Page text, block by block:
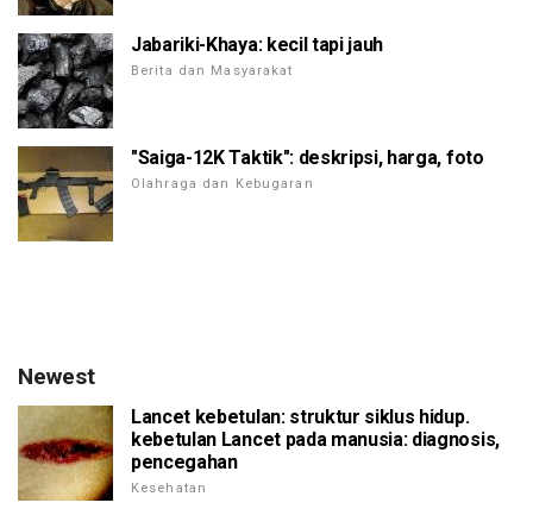
Jabariki-Khaya: kecil tapi jauh
Berita dan Masyarakat
"Saiga-12K Taktik": deskripsi, harga, foto
Olahraga dan Kebugaran
Newest
Lancet kebetulan: struktur siklus hidup.
kebetulan Lancet pada manusia: diagnosis,
pencegahan
Kesehatan